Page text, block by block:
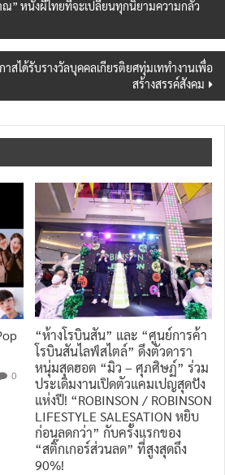
” หนังผีไทยที่จะเปลี่ยนทุกนิยามความกลัว
สได้รับรางวัลบุคคลเกียรติยศทุ่มเททำงานเพื่อ
สร้างสรรค์สังคม
0
“ห้างโรบินสัน” และ “ศูนย์การค้า
โรบินสันไลฟ์สไตล์” ดึงตัวดารา
หนุ่มสุดฮอต “มิว – ศุภศิษฏ์” ร่วม
ประเดิมงานเปิดตัวแคมเปญสุดปัง
แห่งปี! “ROBINSON / ROBINSON
LIFESTYLE SALESATION หยิบ
ก่อนลดกว่า” กับครั้งแรกของ
“สติ๊กเกอร์ส่วนลด” ที่สูงสุดถึง
90%!